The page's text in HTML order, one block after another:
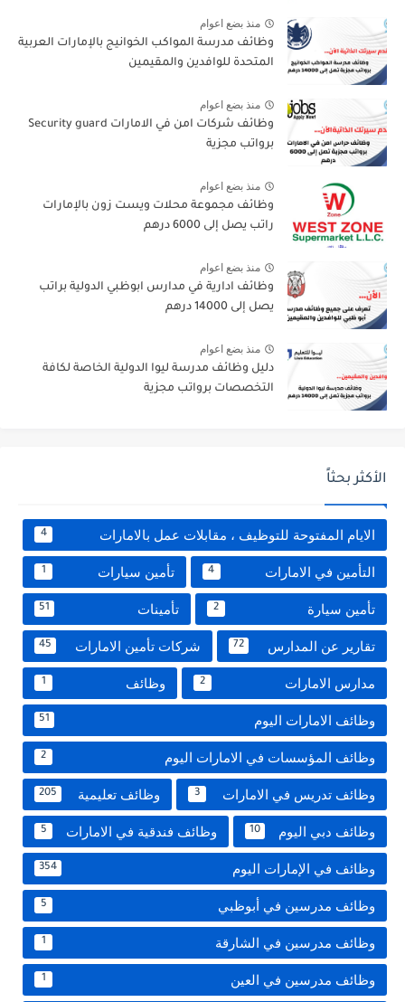
منذ بضع اعوام
وظائف مدرسة المواكب الخوانيج بالإمارات العربية
المتحدة للوافدين والمقيمين
منذ بضع اعوام
وظائف شركات امن في الامارات Security guard
برواتب مجزية
منذ بضع اعوام
وظائف مجموعة محلات ويست زون بالإمارات
راتب يصل إلى 6000 درهم
منذ بضع اعوام
وظائف ادارية في مدارس ابوظبي الدولية براتب
يصل إلى 14000 درهم
منذ بضع اعوام
دليل وظائف مدرسة ليوا الدولية الخاصة لكافة
التخصصات برواتب مجزية
الأكثر بحثاً
الايام المفتوحة للتوظيف ، مقابلات عمل بالامارات 4
التأمين في الامارات 4 تأمين سيارات 1
تأمين سيارة 2 تأمينات 51
تقارير عن المدارس 72 شركات تأمين الامارات 45
مدارس الامارات 2 وظائف 1
وظائف الامارات اليوم 51
وظائف المؤسسات في الامارات اليوم 2
وظائف تدريس في الامارات 3 وظائف تعليمية 205
وظائف دبي اليوم 10 وظائف فندقية في الامارات 5
وظائف في الإمارات اليوم 354
وظائف مدرسين في أبوظبي 5
وظائف مدرسين في الشارقة 1
وظائف مدرسين في العين 1